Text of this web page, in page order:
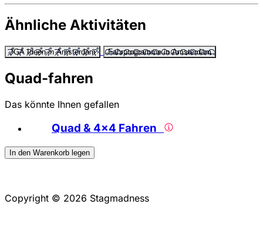
Ähnliche Aktivitäten
JGA Ideen in Amsterdam Fahrprogramme in Amsterdam
Quad-fahren
Das könnte Ihnen gefallen
Quad & 4x4 Fahren
In den Warenkorb legen
Copyright © 2026 Stagmadness